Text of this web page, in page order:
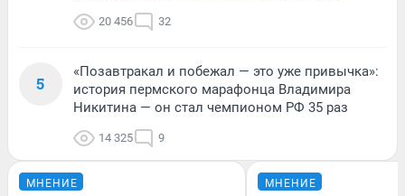
20 456 32
5
«Позавтракал и побежал — это уже привычка»:
история пермского марафонца Владимира
Никитина — он стал чемпионом РФ 35 раз
14 325 9
МНЕНИЕ МНЕНИЕ